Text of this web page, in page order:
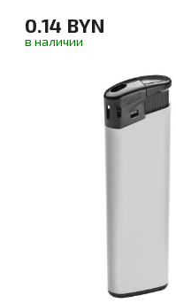
0.14 BYN
в наличии